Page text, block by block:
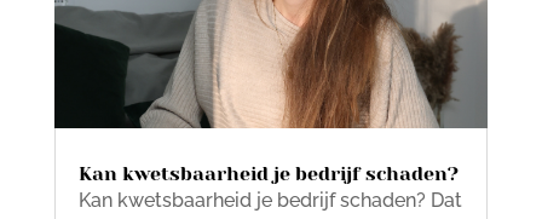
Kan kwetsbaarheid je bedrijf schaden?
Kan kwetsbaarheid je bedrijf schaden? Dat